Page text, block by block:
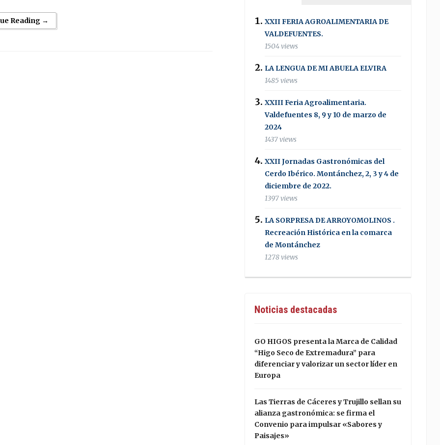
Reading →
XXII FERIA AGROALIMENTARIA DE
VALDEFUENTES.
1504 views
LA LENGUA DE MI ABUELA ELVIRA
1485 views
XXIII Feria Agroalimentaria.
Valdefuentes 8, 9 y 10 de marzo de
2024
1437 views
XXII Jornadas Gastronómicas del
Cerdo Ibérico. Montánchez, 2, 3 y 4 de
diciembre de 2022.
1397 views
LA SORPRESA DE ARROYOMOLINOS .
Recreación Histórica en la comarca
de Montánchez
1278 views
Noticias destacadas
GO HIGOS presenta la Marca de Calidad
“Higo Seco de Extremadura” para
diferenciar y valorizar un sector líder en
Europa
Las Tierras de Cáceres y Trujillo sellan su
alianza gastronómica: se firma el
Convenio para impulsar «Sabores y
Paisajes»